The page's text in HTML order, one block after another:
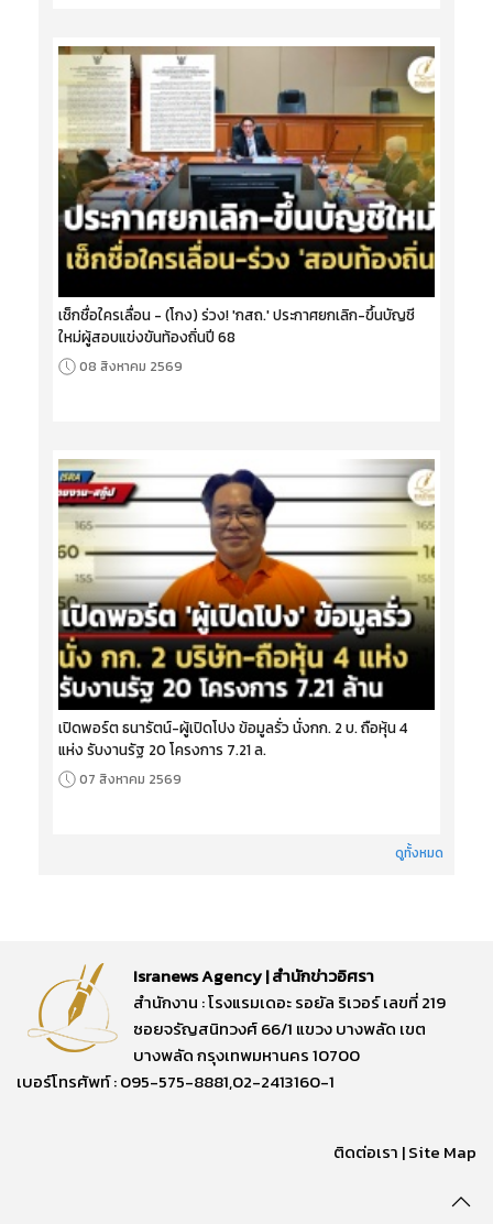
เช็กชื่อใครเลื่อน - (โกง) ร่วง! 'กสถ.' ประกาศยกเลิก-ขึ้นบัญชี
ใหม่ผู้สอบแข่งขันท้องถิ่นปี 68
08 สิงหาคม 2569
เปิดพอร์ต ธนารัตน์-ผู้เปิดโปง ข้อมูลรั่ว นั่งกก. 2 บ. ถือหุ้น 4
แห่ง รับงานรัฐ 20 โครงการ 7.21 ล.
07 สิงหาคม 2569
ดูทั้งหมด
Isranews Agency | สำนักข่าวอิศรา
สำนักงาน : โรงแรมเดอะ รอยัล ริเวอร์ เลขที่ 219
ซอยจรัญสนิทวงศ์ 66/1 แขวง บางพลัด เขต
บางพลัด กรุงเทพมหานคร 10700
เบอร์โทรศัพท์ : 095-575-8881,02-2413160-1
ติดต่อเรา |Site Map